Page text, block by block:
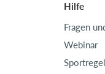
Hilfe
Fragen
Webinar